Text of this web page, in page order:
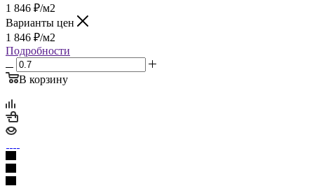
1 846 ₽/м2
Варианты цен
1 846 ₽/м2
Подробности
В корзину